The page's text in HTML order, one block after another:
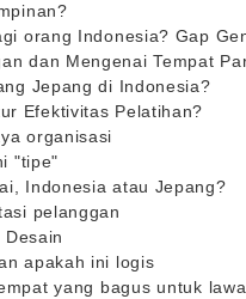
orang Indonesia? Gap
dan Mengenai Tempat
Jepang di Indonesia?
Efektivitas Pelatihan?
organisasi
"tipe"
Indonesia atau Jepang?
pelanggan
apakah ini logis
yang bagus untuk